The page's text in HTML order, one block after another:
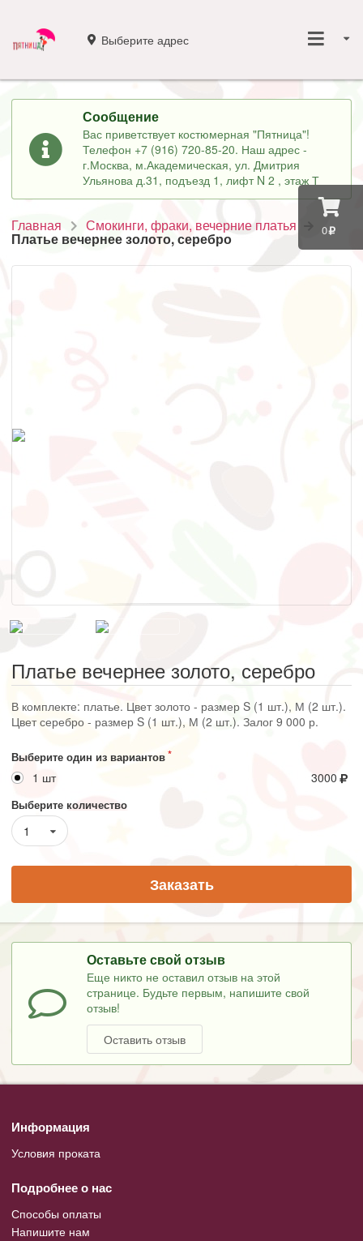
0
Выберите адрес
Сообщение
Вас приветствует костюмерная "Пятница"!
Телефон +7 (916) 720-85-20. Наш адрес -
г.Москва, м.Академическая, ул. Дмитрия
Ульянова д.31, подъезд 1, лифт N 2 , этаж Т
Главная Смокинги, фраки, вечерние платья
Платье вечернее золото, серебро
Платье вечернее золото, серебро
В комплекте: платье. Цвет золото - размер S (1 шт.), М (2 шт.).
Цвет серебро - размер S (1 шт.), М (2 шт.). Залог 9 000 р.
Выберите один из вариантов
1 шт 3000
Выберите количество
1
Заказать
Оставьте свой отзыв
Еще никто не оставил отзыв на этой
странице. Будьте первым, напишите свой
отзыв!
Оставить отзыв
Информация
Условия проката
Подробнее о нас
Способы оплаты
Напишите нам